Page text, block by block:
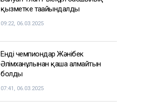
Қазақстанда кімдер 2,4 млн теңге
жалақы күтеді
кеше, 17:59
Тимур Турлов Нұрәлі Әлиевке тиесілі
болған компанияны сатып алды